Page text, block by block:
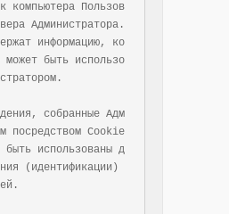
компьютера Пользов
Администратора.
информацию, ко
может быть использо
собранные Адм
посредством Cookie
использованы д
(идентификации)